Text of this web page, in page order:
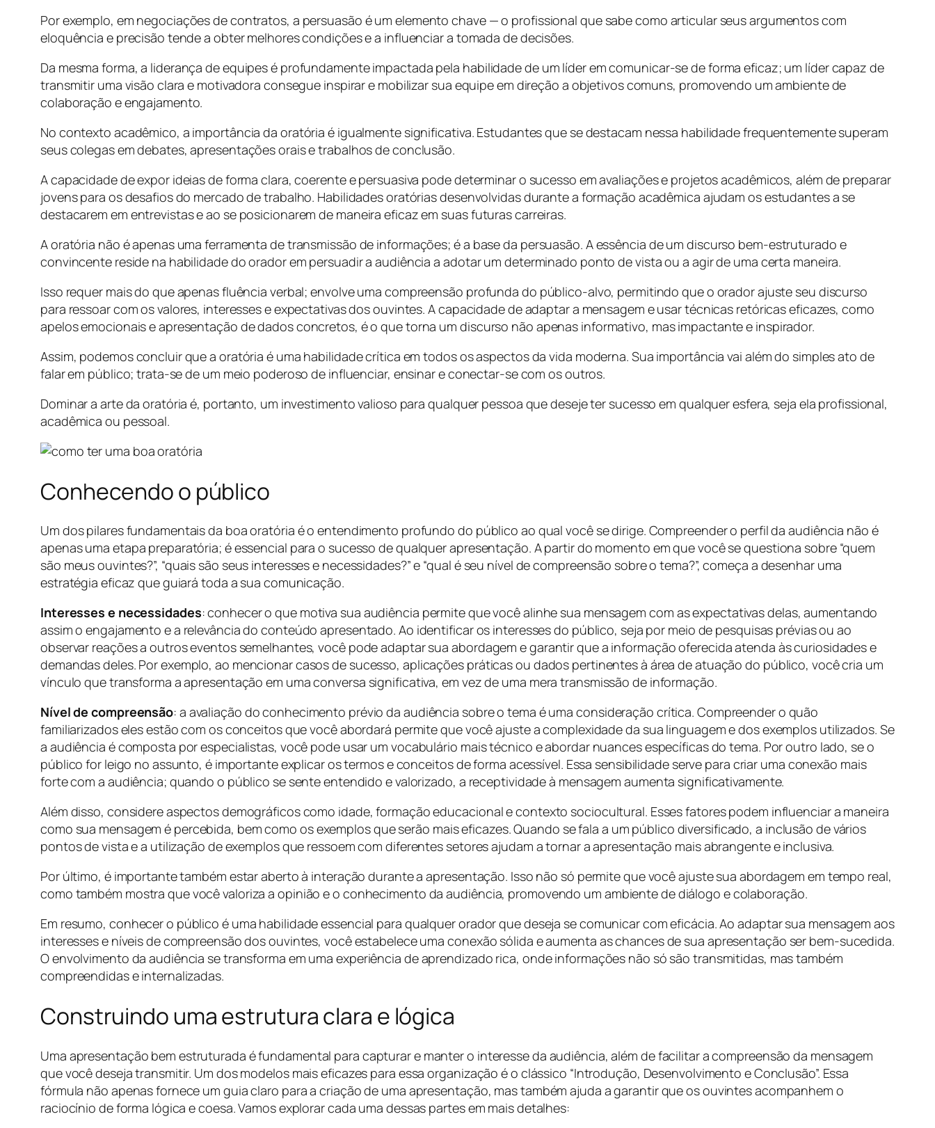
Por exemplo, em negociações de contratos, a persuasão é um elemento chave — o profissional que sabe como articular seus argumentos com
eloquência e precisão tende a obter melhores condições e a influenciar a tomada de decisões.
Da mesma forma, a liderança de equipes é profundamente impactada pela habilidade de um líder em comunicar-se de forma eficaz; um líder capaz de
transmitir uma visão clara e motivadora consegue inspirar e mobilizar sua equipe em direção a objetivos comuns, promovendo um ambiente de
colaboração e engajamento.
No contexto acadêmico, a importância da oratória é igualmente significativa. Estudantes que se destacam nessa habilidade frequentemente superam
seus colegas em debates, apresentações orais e trabalhos de conclusão.
A capacidade de expor ideias de forma clara, coerente e persuasiva pode determinar o sucesso em avaliações e projetos acadêmicos, além de preparar
jovens para os desafios do mercado de trabalho. Habilidades oratórias desenvolvidas durante a formação acadêmica ajudam os estudantes a se
destacarem em entrevistas e ao se posicionarem de maneira eficaz em suas futuras carreiras.
A oratória não é apenas uma ferramenta de transmissão de informações; é a base da persuasão. A essência de um discurso bem-estruturado e
convincente reside na habilidade do orador em persuadir a audiência a adotar um determinado ponto de vista ou a agir de uma certa maneira.
Isso requer mais do que apenas fluência verbal; envolve uma compreensão profunda do público-alvo, permitindo que o orador ajuste seu discurso
para ressoar com os valores, interesses e expectativas dos ouvintes. A capacidade de adaptar a mensagem e usar técnicas retóricas eficazes, como
apelos emocionais e apresentação de dados concretos, é o que torna um discurso não apenas informativo, mas impactante e inspirador.
Assim, podemos concluir que a oratória é uma habilidade crítica em todos os aspectos da vida moderna. Sua importância vai além do simples ato de
falar em público; trata-se de um meio poderoso de influenciar, ensinar e conectar-se com os outros.
Dominar a arte da oratória é, portanto, um investimento valioso para qualquer pessoa que deseje ter sucesso em qualquer esfera, seja ela profissional,
acadêmica ou pessoal.
Conhecendo o público
Um dos pilares fundamentais da boa oratória é o entendimento profundo do público ao qual você se dirige. Compreender o perfil da audiência não é
apenas uma etapa preparatória; é essencial para o sucesso de qualquer apresentação. A partir do momento em que você se questiona sobre “quem
são meus ouvintes?”, “quais são seus interesses e necessidades?” e “qual é seu nível de compreensão sobre o tema?”, começa a desenhar uma
estratégia eficaz que guiará toda a sua comunicação.
Interesses e necessidades: conhecer o que motiva sua audiência permite que você alinhe sua mensagem com as expectativas delas, aumentando
assim o engajamento e a relevância do conteúdo apresentado. Ao identificar os interesses do público, seja por meio de pesquisas prévias ou ao
observar reações a outros eventos semelhantes, você pode adaptar sua abordagem e garantir que a informação oferecida atenda às curiosidades e
demandas deles. Por exemplo, ao mencionar casos de sucesso, aplicações práticas ou dados pertinentes à área de atuação do público, você cria um
vínculo que transforma a apresentação em uma conversa significativa, em vez de uma mera transmissão de informação.
Nível de compreensão: a avaliação do conhecimento prévio da audiência sobre o tema é uma consideração crítica. Compreender o quão
familiarizados eles estão com os conceitos que você abordará permite que você ajuste a complexidade da sua linguagem e dos exemplos utilizados. Se
a audiência é composta por especialistas, você pode usar um vocabulário mais técnico e abordar nuances específicas do tema. Por outro lado, se o
público for leigo no assunto, é importante explicar os termos e conceitos de forma acessível. Essa sensibilidade serve para criar uma conexão mais
forte com a audiência; quando o público se sente entendido e valorizado, a receptividade à mensagem aumenta significativamente.
Além disso, considere aspectos demográficos como idade, formação educacional e contexto sociocultural. Esses fatores podem influenciar a maneira
como sua mensagem é percebida, bem como os exemplos que serão mais eficazes. Quando se fala a um público diversificado, a inclusão de vários
pontos de vista e a utilização de exemplos que ressoem com diferentes setores ajudam a tornar a apresentação mais abrangente e inclusiva.
Por último, é importante também estar aberto à interação durante a apresentação. Isso não só permite que você ajuste sua abordagem em tempo real,
como também mostra que você valoriza a opinião e o conhecimento da audiência, promovendo um ambiente de diálogo e colaboração.
Em resumo, conhecer o público é uma habilidade essencial para qualquer orador que deseja se comunicar com eficácia. Ao adaptar sua mensagem aos
interesses e níveis de compreensão dos ouvintes, você estabelece uma conexão sólida e aumenta as chances de sua apresentação ser bem-sucedida.
O envolvimento da audiência se transforma em uma experiência de aprendizado rica, onde informações não só são transmitidas, mas também
compreendidas e internalizadas.
Construindo uma estrutura clara e lógica
Uma apresentação bem estruturada é fundamental para capturar e manter o interesse da audiência, além de facilitar a compreensão da mensagem
que você deseja transmitir. Um dos modelos mais eficazes para essa organização é o clássico “Introdução, Desenvolvimento e Conclusão”. Essa
fórmula não apenas fornece um guia claro para a criação de uma apresentação, mas também ajuda a garantir que os ouvintes acompanhem o
raciocínio de forma lógica e coesa. Vamos explorar cada uma dessas partes em mais detalhes: